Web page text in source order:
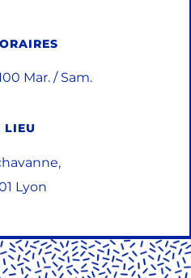
Mar. / Sam.
LIEU
Lyon